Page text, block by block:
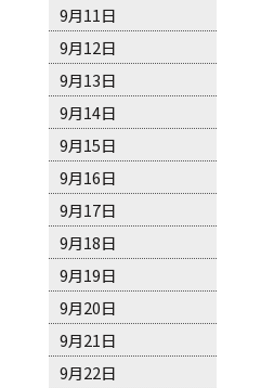
9月11日
9月12日
9月13日
9月14日
9月15日
9月16日
9月17日
9月18日
9月19日
9月20日
9月21日
9月22日